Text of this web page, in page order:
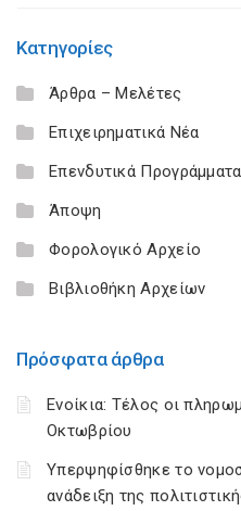
Κατηγορίες
Άρθρα – Μελέτες
Επιχειρηματικά Νέα
Επενδυτικά Προγράμματα
Άποψη
Φορολογικό Αρχείο
Βιβλιοθήκη Αρχείων
Πρόσφατα άρθρα
Ενοίκια: Τέλος οι
Οκτωβρίου
Υπερψηφίσθηκε το
ανάδειξη της